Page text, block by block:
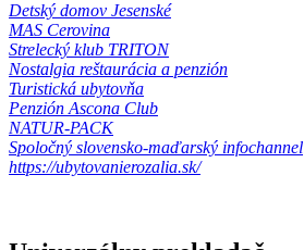
Detský domov Jesenské
MAS Cerovina
Strelecký klub TRITON
Nostalgia reštaurácia a penzión
Turistická ubytovňa
Penzión Ascona Club
NATUR-PACK
Spoločný slovensko-maďarský infochannel
https://ubytovanierozalia.sk/